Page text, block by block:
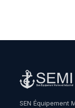
SEN Équipement